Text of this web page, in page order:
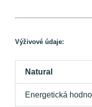
Výživové údaje:
Natural
Energetická